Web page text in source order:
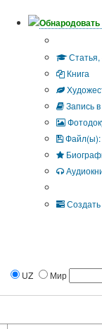
Статья,
Книга
Запись в
Файл(ы):
Создать
UZ Мир